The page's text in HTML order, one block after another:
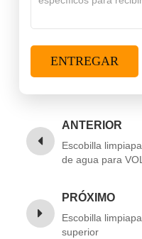
ENTREGAR
ANTERIOR
Escobilla
de agua para
PRÓXIMO
Escobilla
superior